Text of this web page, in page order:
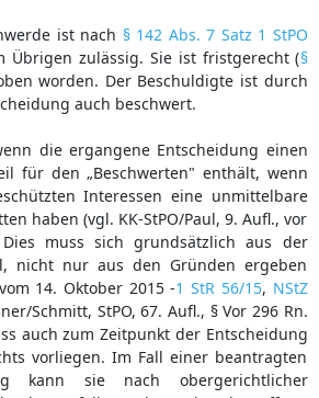
ist nach § 142 Abs. 7 Satz 1 StPO
Übrigen zulässig. Sie ist fristgerecht (§
worden. Der Beschuldigte ist durch
auch beschwert.
die ergangene Entscheidung einen
für den „Beschwerten" enthält, wenn
Interessen eine unmittelbare
haben (vgl. KK-StPO/Paul, 9. Aufl., vor
muss sich grundsätzlich aus der
nicht nur aus den Gründen ergeben
14. Oktober 2015 -1 StR 56/15, NStZ
Schmitt, StPO, 67. Aufl., § Vor 296 Rn.
auch zum Zeitpunkt der Entscheidung
vorliegen. Im Fall einer beantragten
kann sie nach obergerichtlicher